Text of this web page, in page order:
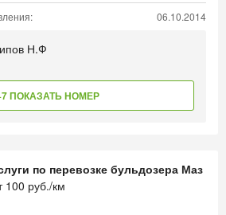
06.10.2014
Н.Ф
ПОКАЗАТЬ НОМЕР
по перевозке бульдозера Маз
100 руб./км